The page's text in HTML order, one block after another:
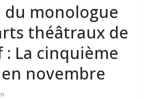
du monologue
théâtraux de
La cinquième
novembre